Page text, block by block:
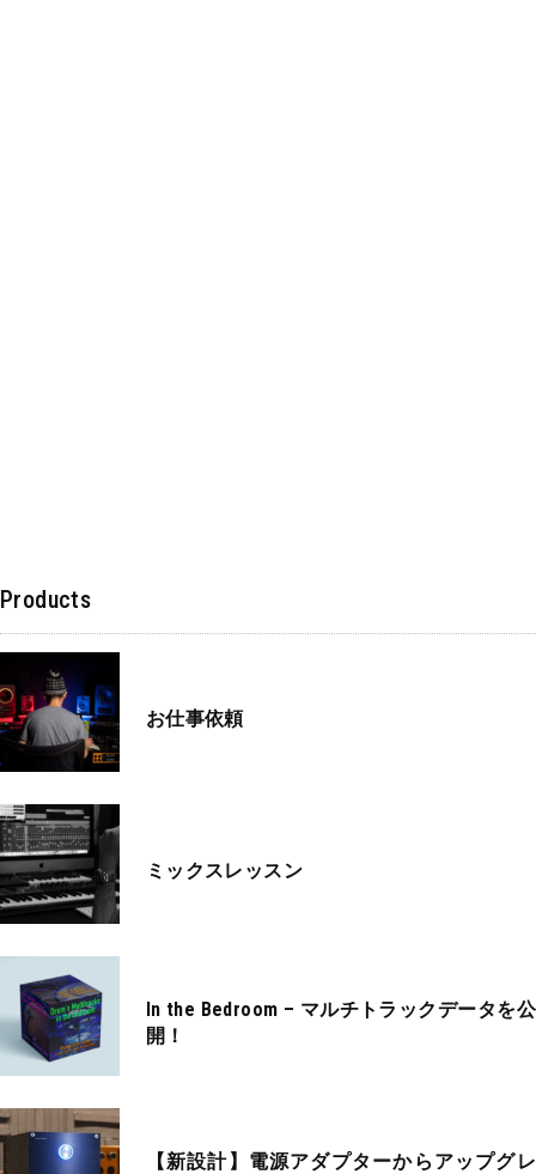
Products
お仕事依頼
ミックスレッスン
In the Bedroom – マルチトラックデータを公
開！
【新設計】電源アダプターからアップグレ